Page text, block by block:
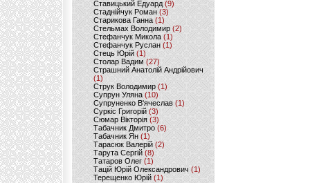
Ставицький Едуард (9)
Стаднійчук Роман(3)
Старикова Ганна (1)
Стельмах Володимир(2)
Стефанчук Микола (1)
Стефанчук Руслан (1)
Стець Юрій (1)
Столар Вадим(27)
Страшний Анатолій Андрійович
(1)
Струк Володимир (1)
Супрун Уляна (10)
Супруненко В'ячеслав (1)
Суркіс Григорій (3)
Сюмар Вікторія (3)
Табачник Дмитро (6)
Табачник Ян(1)
Тарасюк Валерій (2)
Тарута Сергій (8)
Татаров Олег(1)
Тацій Юрій Олександрович(1)
Терещенко Юрій(1)